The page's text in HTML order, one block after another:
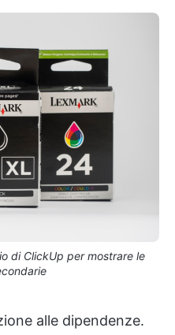
di ClickUp per mostrare le
alle dipendenze.